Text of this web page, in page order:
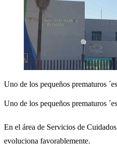
Uno de los pequeños prematuros
Uno de los pequeños prematuros
En el área de Servicios de
evoluciona favorablemente.